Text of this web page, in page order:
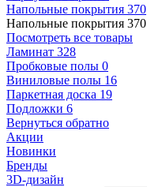
Напольные покрытия 370
Напольные покрытия 370
Посмотреть все товары
Ламинат 328
Пробковые полы 0
Виниловые полы 16
Паркетная доска 19
Подложки 6
Вернуться обратно
Акции
Новинки
Бренды
3D-дизайн